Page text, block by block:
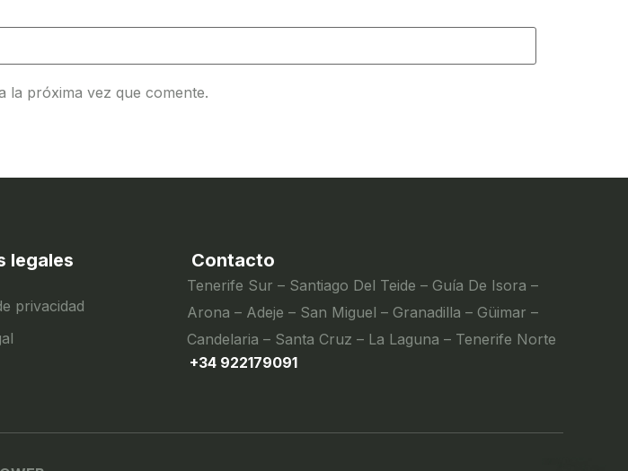
la próxima vez que comente.
legales
privacidad
Contacto
Tenerife Sur – Santiago Del Teide – Guía De Isora –
Arona – Adeje – San Miguel – Granadilla – Güimar –
Candelaria – Santa Cruz – La Laguna – Tenerife Norte
+34 922179091